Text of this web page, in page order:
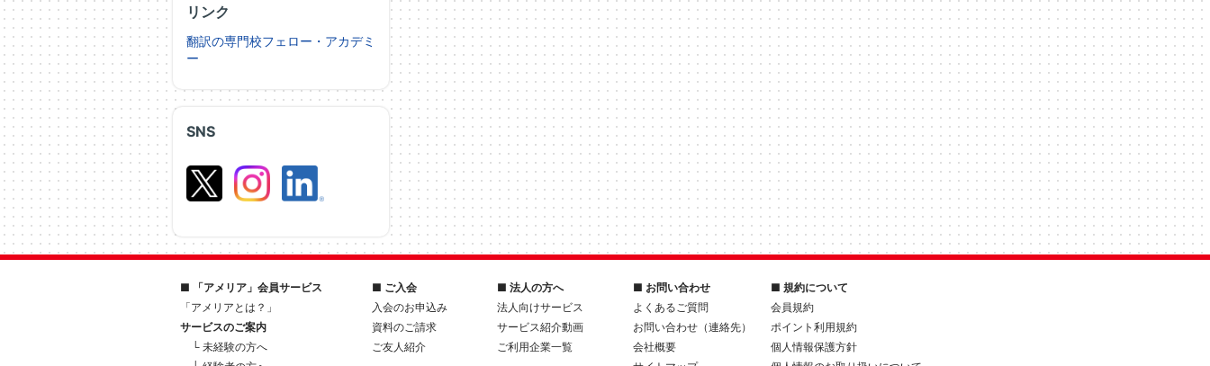
SNS
リンク
翻訳の専門校フェロー・アカデミ
ー
■ 「アメリア」会員サービス
「アメリアとは？」
サービスのご案内
└ 未経験の方へ
■ ご入会
入会のお申込み
資料のご請求
ご友人紹介
■ 法人の方へ
法人向けサービス
サービス紹介動画
ご利用企業一覧
■ お問い合わせ
よくあるご質問
お問い合わせ（連絡先）
会社概要
■ 規約について
会員規約
ポイント利用規約
個人情報保護方針